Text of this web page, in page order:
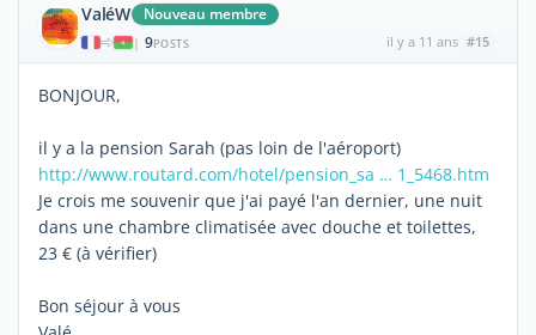
ValéW Nouveau membre
| 9POSTS il y a 11 ans #15
BONJOUR,
il y a la pension Sarah (pas loin de l'aéroport)
http://www.routard.com/hotel/pension_sa … 1_5468.htm
Je crois me souvenir que j'ai payé l'an dernier, une nuit
dans une chambre climatisée avec douche et toilettes,
23 € (à vérifier)
Bon séjour à vous